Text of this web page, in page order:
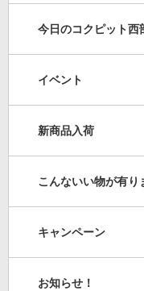
今日のコクピット西
イベント
新商品入荷
こんないい物が有り
キャンペーン
お知らせ！